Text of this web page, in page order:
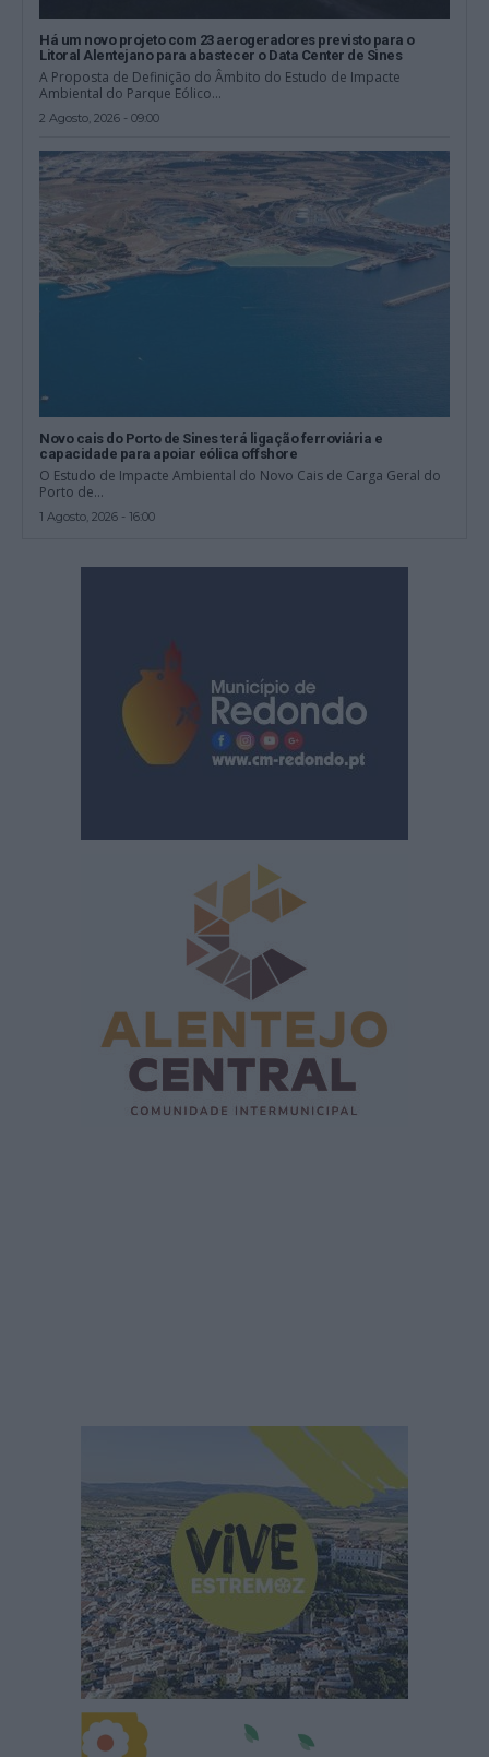
Há um novo projeto com 23 aerogeradores previsto para o
Litoral Alentejano para abastecer o Data Center de Sines
A Proposta de Definição do Âmbito do Estudo de Impacte
Ambiental do Parque Eólico...
2 Agosto, 2026 - 09:00
Novo cais do Porto de Sines terá ligação ferroviária e
capacidade para apoiar eólica offshore
O Estudo de Impacte Ambiental do Novo Cais de Carga Geral do
Porto de...
1 Agosto, 2026 - 16:00